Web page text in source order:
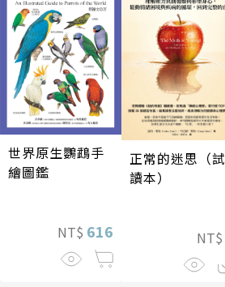
世界原生鸚鵡手
繪圖鑑
NT$ 616
正常的迷思（試
讀本）
NT$